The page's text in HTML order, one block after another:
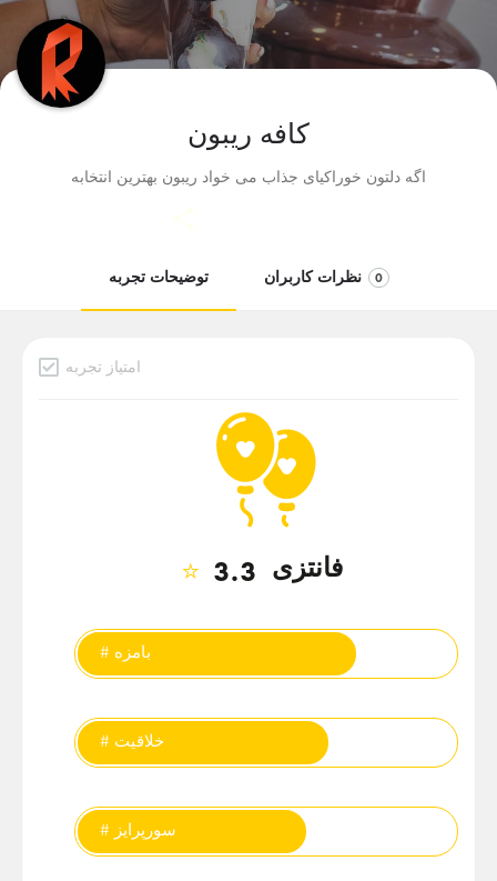
کافه ریبون
اگه دلتون خوراکیای جذاب می خواد ریبون بهترین انتخابه
توضیحات تجربه نظرات کاربران 0
امتیاز تجربه
فانتزی ⭐ 3.3
# بامزه
# خلاقیت
# سورپرایز